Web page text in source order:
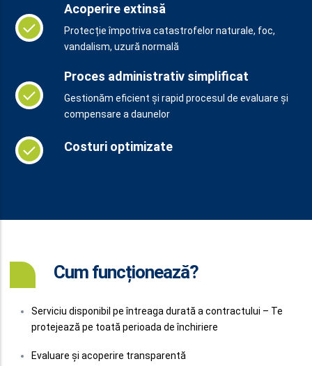
Acoperire extinsă
Protecție împotriva catastrofelor naturale, foc,
vandalism, uzură normală
Proces administrativ simplificat
Gestionăm eficient și rapid procesul de evaluare și
compensare a daunelor
Costuri optimizate
Cum funcționează?
Serviciu disponibil pe întreaga durată a contractului – Te
protejează pe toată perioada de închiriere
Evaluare și acoperire transparentă